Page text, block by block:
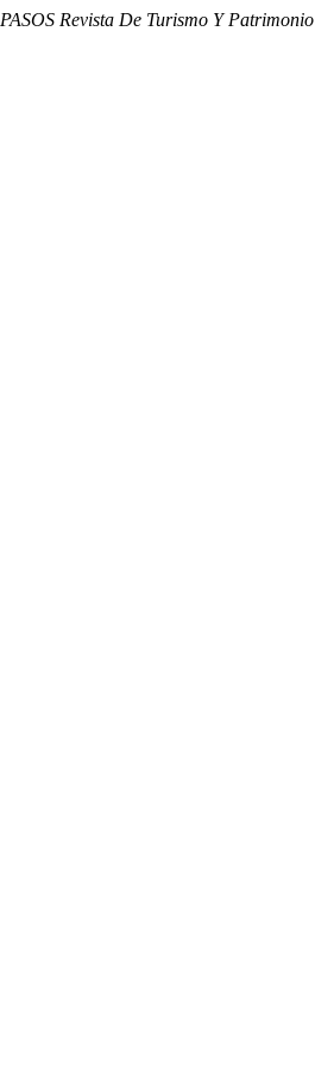
PASOS Revista De Turismo Y